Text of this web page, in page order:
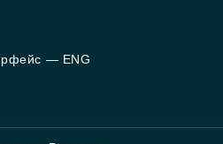
— ENG